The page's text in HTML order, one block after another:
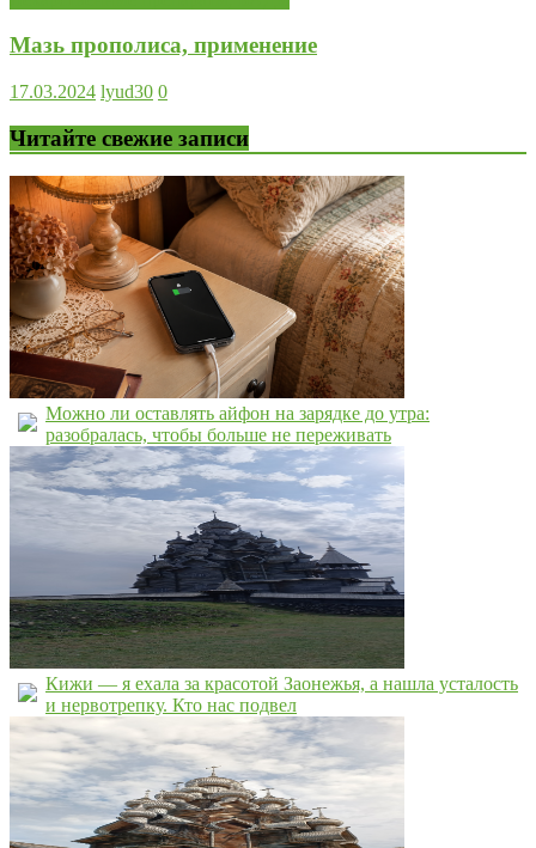
Мазь прополиса, применение
17.03.2024 lyud30 0
Читайте свежие записи
Можно ли оставлять айфон на зарядке до утра:
разобралась, чтобы больше не переживать
Кижи — я ехала за красотой Заонежья, а нашла усталость
и нервотрепку. Кто нас подвел